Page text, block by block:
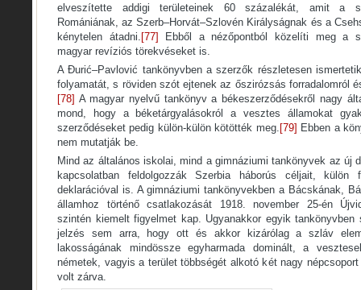
elveszítette addigi területeinek 60 százalékát, amit a
Romániának, az Szerb–Horvát–Szlovén Királyságnak és a
kénytelen átadni. [77] Ebből a nézőpontból közelíti meg a
magyar revíziós törekvéseket is.
A Đurić–Pavlović tankönyvben a szerzők részletesen
folyamatát, s röviden szót ejtenek az őszirózsás forradalomról
[78] A magyar nyelvű tankönyv a békeszerződésekről nagy
mond, hogy a béketárgyalásokról a vesztes államokat
szerződéseket pedig külön-külön kötötték meg. [79] Ebben a
nem mutatják be.
Mind az általános iskolai, mind a gimnáziumi tankönyvek az új
kapcsolatban feldolgozzák Szerbia háborús céljait,
deklarációval is. A gimnáziumi tankönyvekben a Bácskának,
államhoz történő csatlakozását 1918. november 25-én
szintén kiemelt figyelmet kap. Ugyanakkor egyik
jelzés sem arra, hogy ott és akkor kizárólag a szláv
lakosságának mindössze egyharmada dominált, a
németek, vagyis a terület többségét alkotó két nagy
volt zárva.